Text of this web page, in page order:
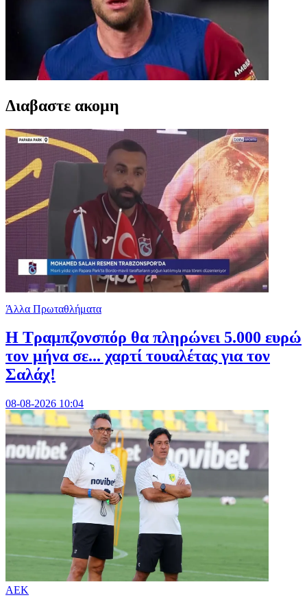
Διαβαστε ακομη
Άλλα Πρωταθλήματα
Η Τραμπζονσπόρ θα πληρώνει 5.000 ευρώ
τον μήνα σε... χαρτί τουαλέτας για τον
Σαλάχ!
08-08-2026 10:04
ΑΕΚ